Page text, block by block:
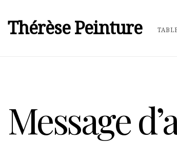
Thérèse Peinture
Message